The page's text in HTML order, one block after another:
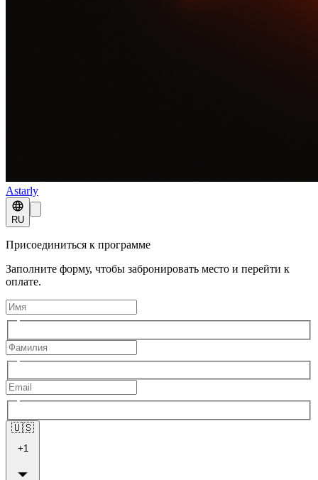
Astarly
RU
Присоединиться к программе
Заполните форму, чтобы забронировать место и перейти к
оплате.
🇺🇸
+1